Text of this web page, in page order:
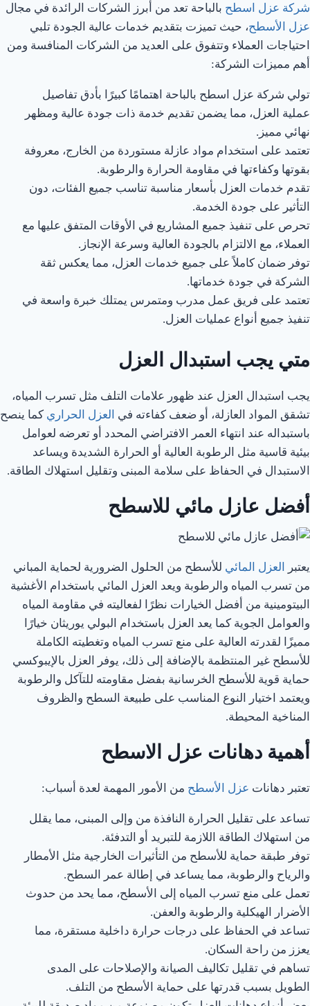
شركة عزل اسطح بالباحة تعد من أبرز الشركات الرائدة في مجال
عزل الأسطح، حيث تميزت بتقديم خدمات عالية الجودة تلبي
احتياجات العملاء وتتفوق على العديد من الشركات المنافسة ومن
أهم مميزات الشركة:
تولي شركة عزل اسطح بالباحة اهتمامًا كبيرًا بأدق تفاصيل
عملية العزل، مما يضمن تقديم خدمة ذات جودة عالية ومظهر
نهائي مميز.
تعتمد على استخدام مواد عازلة مستوردة من الخارج، معروفة
بقوتها وكفاءتها في مقاومة الحرارة والرطوبة.
تقدم خدمات العزل بأسعار مناسبة تناسب جميع الفئات، دون
التأثير على جودة الخدمة.
تحرص على تنفيذ جميع المشاريع في الأوقات المتفق عليها مع
العملاء، مع الالتزام بالجودة العالية وسرعة الإنجاز.
توفر ضمان كاملاً على جميع خدمات العزل، مما يعكس ثقة
الشركة في جودة خدماتها.
تعتمد على فريق عمل مدرب ومتمرس يمتلك خبرة واسعة في
تنفيذ جميع أنواع عمليات العزل.
متي يجب استبدال العزل
يجب استبدال العزل عند ظهور علامات التلف مثل تسرب المياه،
تشقق المواد العازلة، أو ضعف كفاءته في العزل الحراري كما ينصح
باستبداله عند انتهاء العمر الافتراضي المحدد أو تعرضه لعوامل
بيئية قاسية مثل الرطوبة العالية أو الحرارة الشديدة ويساعد
الاستبدال في الحفاظ على سلامة المبنى وتقليل استهلاك الطاقة.
أفضل عازل مائي للاسطح
يعتبر العزل المائي للأسطح من الحلول الضرورية لحماية المباني
من تسرب المياه والرطوبة ويعد العزل المائي باستخدام الأغشية
البيتومينية من أفضل الخيارات نظرًا لفعاليته في مقاومة المياه
والعوامل الجوية كما يعد العزل باستخدام البولي يوريثان خيارًا
مميزًا لقدرته العالية على منع تسرب المياه وتغطيته الكاملة
للأسطح غير المنتظمة بالإضافة إلى ذلك، يوفر العزل بالإيبوكسي
حماية قوية للأسطح الخرسانية بفضل مقاومته للتآكل والرطوبة
ويعتمد اختيار النوع المناسب على طبيعة السطح والظروف
المناخية المحيطة.
أهمية دهانات عزل الاسطح
تعتبر دهانات عزل الأسطح من الأمور المهمة لعدة أسباب:
تساعد على تقليل الحرارة النافذة من وإلى المبنى، مما يقلل
من استهلاك الطاقة اللازمة للتبريد أو التدفئة.
توفر طبقة حماية للأسطح من التأثيرات الخارجية مثل الأمطار
والرياح والرطوبة، مما يساعد في إطالة عمر السطح.
تعمل على منع تسرب المياه إلى الأسطح، مما يحد من حدوث
الأضرار الهيكلية والرطوبة والعفن.
تساعد في الحفاظ على درجات حرارة داخلية مستقرة، مما
يعزز من راحة السكان.
تساهم في تقليل تكاليف الصيانة والإصلاحات على المدى
الطويل بسبب قدرتها على حماية الأسطح من التلف.